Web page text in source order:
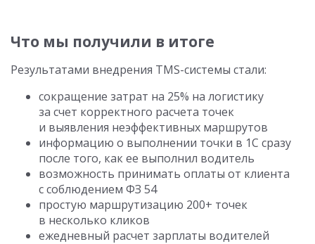
Что мы получили в итоге
Результатами внедрения TMS-системы стали:
сокращение затрат на 25% на логистику
за счет корректного расчета точек
и выявления неэффективных маршрутов
информацию о выполнении точки в 1С сразу
после того, как ее выполнил водитель
возможность принимать оплаты от клиента
с соблюдением ФЗ 54
простую маршрутизацию 200+ точек
в несколько кликов
ежедневный расчет зарплаты водителей